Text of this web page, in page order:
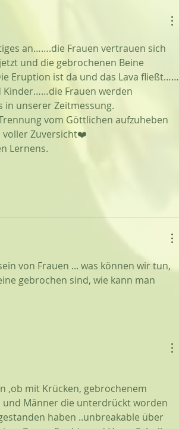
an…….die Frauen vertrauen sich
und die gebrochenen Beine
Eruption ist da und das Lava fließt……
Kinder……die Frauen werden
in unserer Zeitmessung.
vom Göttlichen aufzuheben
voller Zuversicht❤️
Lernens.
von Frauen ... was können wir tun,
gebrochen sind, wie kann man
,ob mit Krücken, gebrochenem
und Männer die unterdrückt worden
haben ..unbreakable über